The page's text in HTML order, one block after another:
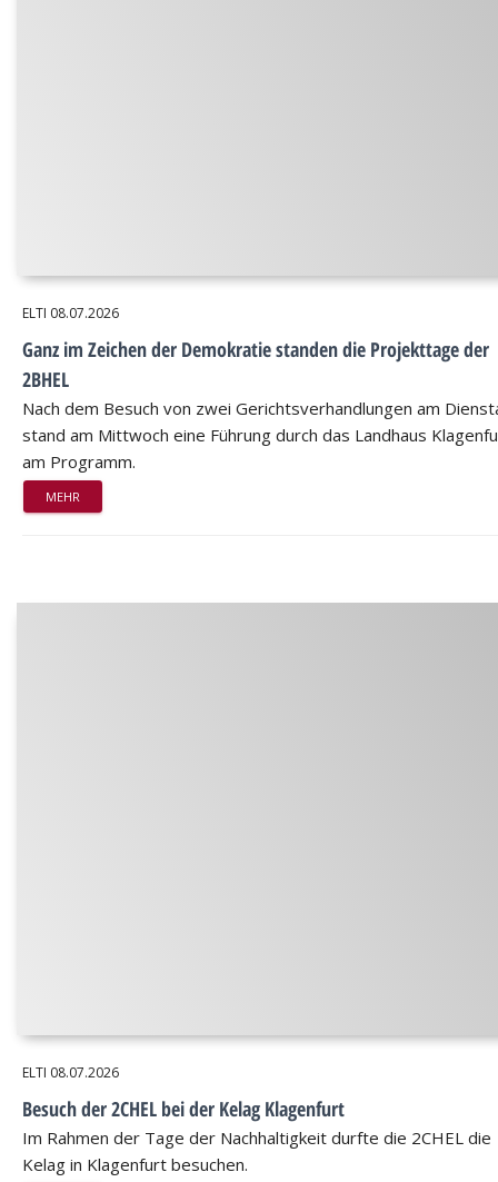
ELTI 08.07.2026
Ganz im Zeichen der Demokratie standen die Projekttage der
2BHEL
Nach dem Besuch von zwei Gerichtsverhandlungen am
stand am Mittwoch eine Führung durch das Landhaus
am Programm.
MEHR
ELTI 08.07.2026
Besuch der 2CHEL bei der Kelag Klagenfurt
Im Rahmen der Tage der Nachhaltigkeit durfte die 2CHEL die
Kelag in Klagenfurt besuchen.